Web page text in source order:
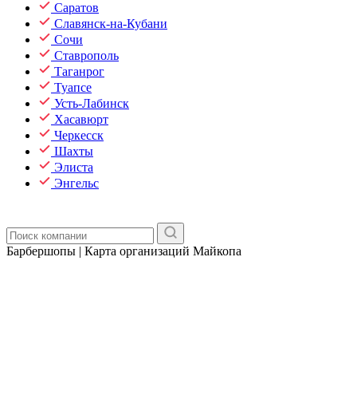
Саратов
Славянск-на-Кубани
Сочи
Ставрополь
Таганрог
Туапсе
Усть-Лабинск
Хасавюрт
Черкесск
Шахты
Элиста
Энгельс
Барбершопы | Карта организаций Майкопа